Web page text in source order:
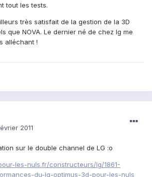
tout les tests.
très satisfait de la gestion de la 3D
que NOVA. Le dernier né de chez lg me
alléchant !
2011
sur le double channel de LG :o
les-nuls.fr/constructeurs/lg/1861-
du-lg-optimus-3d-pour-les-nuls